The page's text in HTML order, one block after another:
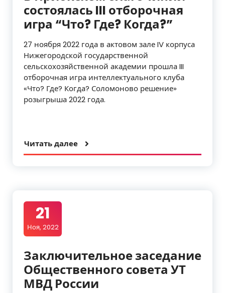
состоялась III отборочная
игра “Что? Где? Когда?”
27 ноября 2022 года в актовом зале IV корпуса
Нижегородской государственной
сельскохозяйственной академии прошла III
отборочная игра интеллектуального клуба
«Что? Где? Когда? Соломоново решение»
розыгрыша 2022 года.
Читать далее
21
Ноя, 2022
Заключительное заседание
Общественного совета УТ
МВД России